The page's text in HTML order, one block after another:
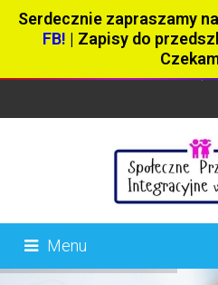
Serdecznie zapraszamy
FB! | Zapisy do
Menu